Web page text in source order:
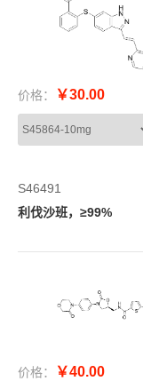
价格： ￥30.00
S46491
利伐沙班，≥99%
价格： ￥40.00